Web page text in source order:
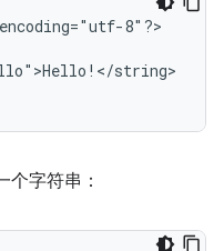
encoding="utf-8"?>
string>
个字符串：